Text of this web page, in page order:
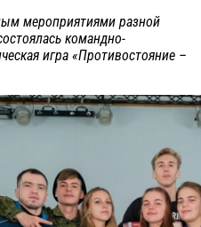
мероприятиями разной
командно-
игра «Противостояние –